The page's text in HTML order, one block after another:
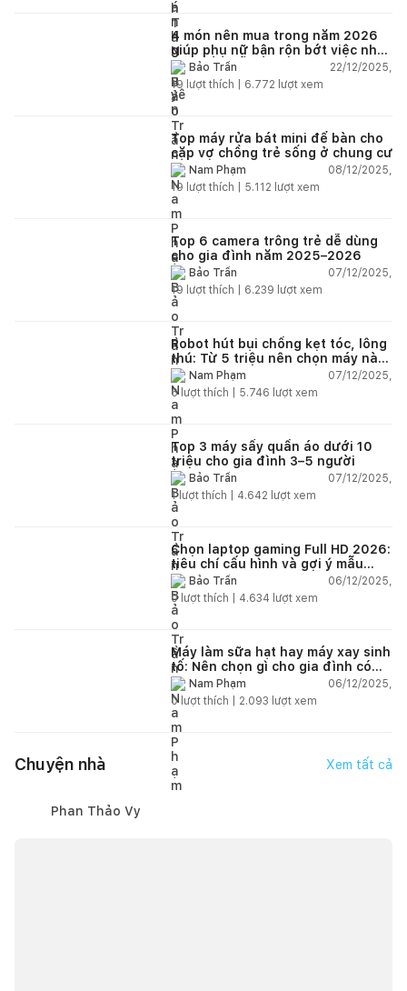
4 món nên mua trong năm 2026
giúp phụ nữ bận rộn bớt việc nhà,
nhẹ đầu mỗi ngày
Bảo Trần
22/12/2025,
19 lượt thích | 6.772 lượt xem
Top máy rửa bát mini để bàn cho
cặp vợ chồng trẻ sống ở chung cư
Nam Phạm
08/12/2025,
19 lượt thích | 5.112 lượt xem
Top 6 camera trông trẻ dễ dùng
cho gia đình năm 2025–2026
Bảo Trần
07/12/2025,
19 lượt thích | 6.239 lượt xem
Robot hút bụi chống kẹt tóc, lông
thú: Từ 5 triệu nên chọn máy nào
năm 2025–2026?
Nam Phạm
07/12/2025,
6lượt thích | 5.746 lượt xem
Top 3 máy sấy quần áo dưới 10
triệu cho gia đình 3–5 người
Bảo Trần
07/12/2025,
1lượt thích | 4.642 lượt xem
Chọn laptop gaming Full HD 2026:
tiêu chí cấu hình và gợi ý mẫu
đáng mua
Bảo Trần
06/12/2025,
0lượt thích | 4.634 lượt xem
Máy làm sữa hạt hay máy xay sinh
tố: Nên chọn gì cho gia đình có
trẻ nhỏ (2–4 người)?
Nam Phạm
06/12/2025,
0lượt thích | 2.093 lượt xem
Chuyện nhà Xem tất cả
Phan Thảo Vy